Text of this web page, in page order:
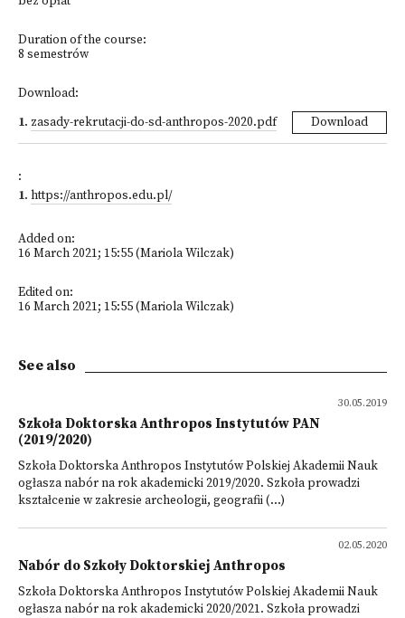
Duration of the course:
8 semestrów
Download:
1. zasady-rekrutacji-do-sd-anthropos-2020.pdf Download
:
1. https://anthropos.edu.pl/
Added on:
16 March 2021; 15:55 (Mariola Wilczak)
Edited on:
16 March 2021; 15:55 (Mariola Wilczak)
See also
30.05.2019
Szkoła Doktorska Anthropos Instytutów PAN
(2019/2020)
Szkoła Doktorska Anthropos Instytutów Polskiej Akademii Nauk
ogłasza nabór na rok akademicki 2019/2020. Szkoła prowadzi
kształcenie w zakresie archeologii, geografii (...)
02.05.2020
Nabór do Szkoły Doktorskiej Anthropos
Szkoła Doktorska Anthropos Instytutów Polskiej Akademii Nauk
ogłasza nabór na rok akademicki 2020/2021. Szkoła prowadzi